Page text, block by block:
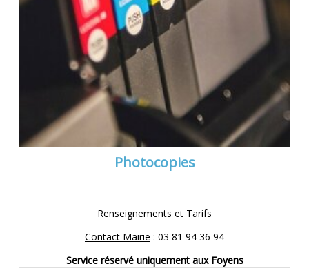
Photocopies
Renseignements et Tarifs
Contact Mairie : 03 81 94 36 94
Service réservé uniquement aux Foyens